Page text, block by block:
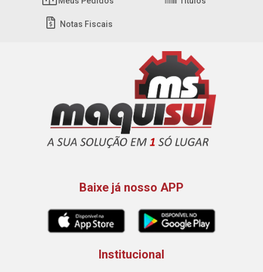
Notas Fiscais
Baixe já nosso APP
Institucional